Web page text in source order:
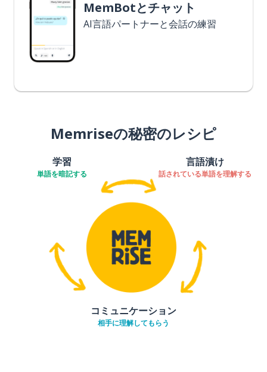
MemBotとチャット
AI言語パートナーと会話の練習
Memriseの秘密のレシピ
学習
単語を暗記する
言語漬け
話されている単語を理解する
コミュニケーション
相手に理解してもらう